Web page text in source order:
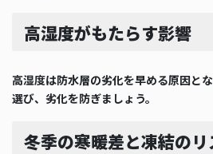
高湿度がもたらす影響
高湿度は防水層の劣化を早める原因と
選び、劣化を防ぎましょう。
冬季の寒暖差と凍結のリ